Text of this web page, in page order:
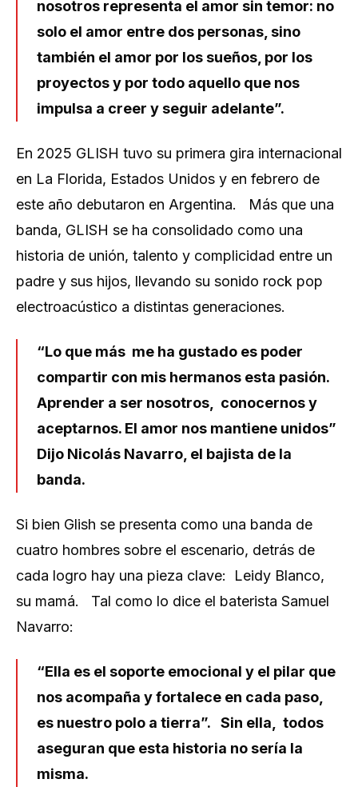
nosotros representa el amor sin temor: no
solo el amor entre dos personas, sino
también el amor por los sueños, por los
proyectos y por todo aquello que nos
impulsa a creer y seguir adelante”.
En 2025 GLISH tuvo su primera gira internacional
en La Florida, Estados Unidos y en febrero de
este año debutaron en Argentina. Más que una
banda, GLISH se ha consolidado como una
historia de unión, talento y complicidad entre un
padre y sus hijos, llevando su sonido rock pop
electroacústico a distintas generaciones.
“Lo que más me ha gustado es poder
compartir con mis hermanos esta pasión.
Aprender a ser nosotros, conocernos y
aceptarnos. El amor nos mantiene unidos”
Dijo Nicolás Navarro, el bajista de la
banda.
Si bien Glish se presenta como una banda de
cuatro hombres sobre el escenario, detrás de
cada logro hay una pieza clave: Leidy Blanco,
su mamá. Tal como lo dice el baterista Samuel
Navarro:
“Ella es el soporte emocional y el pilar que
nos acompaña y fortalece en cada paso,
es nuestro polo a tierra”. Sin ella, todos
aseguran que esta historia no sería la
misma.